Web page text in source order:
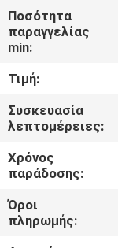
ΠΟΙΟΤΙΚΌΣ
ΕΠΑΦΉ
ΗΠΑ
ΕΙΔΉΣΕΙΣ
ΖΗΤΉΣΤΕ
Ποσότητα
παραγγελίας
min:
Τιμή:
Συσκευασία
λεπτομέρειες:
Χρόνος
παράδοσης:
Όροι
πληρωμής: